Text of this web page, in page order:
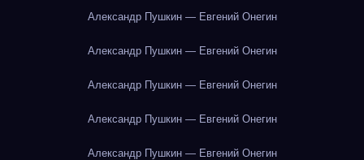
Александр Пушкин — Евгений Онегин
Александр Пушкин — Евгений Онегин
Александр Пушкин — Евгений Онегин
Александр Пушкин — Евгений Онегин
Александр Пушкин — Евгений Онегин